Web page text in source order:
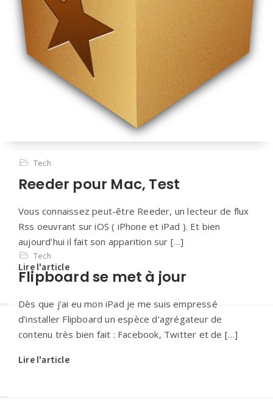
Tech
Reeder pour Mac, Test
Vous connaissez peut-être Reeder, un lecteur de flux
Rss oeuvrant sur iOS ( iPhone et iPad ). Et bien
aujourd’hui il fait son apparition sur […]
Lire l'article
Tech
Flipboard se met à jour
Dès que j’ai eu mon iPad je me suis empressé
d’installer Flipboard un espèce d’agrégateur de
contenu très bien fait : Facebook, Twitter et de […]
Lire l'article